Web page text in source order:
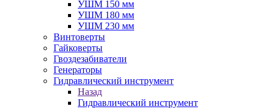
УШМ 150 мм
УШМ 180 мм
УШМ 230 мм
Винтоверты
Гайковерты
Гвоздезабиватели
Генераторы
Гидравлический инструмент
Назад
Гидравлический инструмент